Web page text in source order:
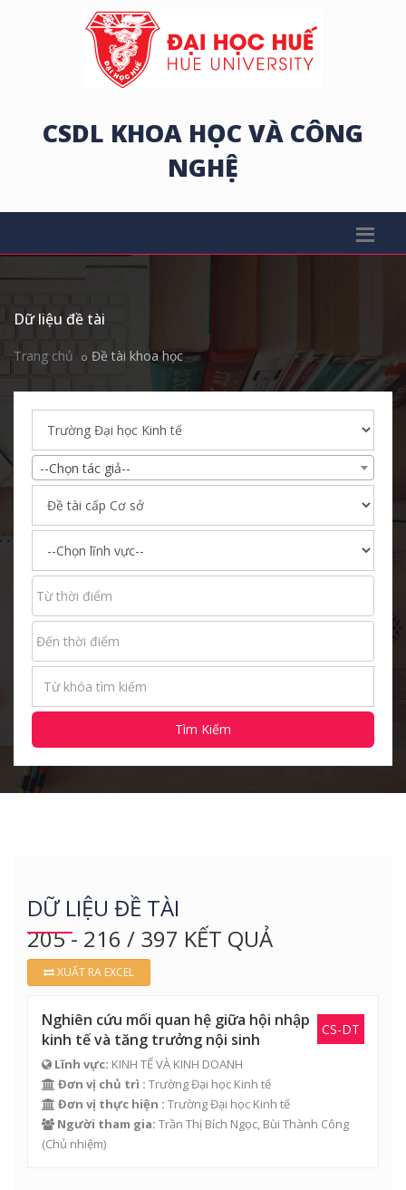
CSDL KHOA HỌC VÀ CÔNG
NGHỆ
Dữ liệu đề tài
Trang chủ Đề tài khoa học
--Chọn tác giả--
Tìm Kiếm
DỮ LIỆU ĐỀ TÀI
205 - 216 / 397 KẾT QUẢ
XUẤT RA EXCEL
CS-DT
Nghiên cứu mối quan hệ giữa hội nhập
kinh tế và tăng trưởng nội sinh
Lĩnh vực: KINH TẾ VÀ KINH DOANH
Đơn vị chủ trì : Trường Đại học Kinh tế
Đơn vị thực hiện : Trường Đại học Kinh tế
Người tham gia: Trần Thị Bích Ngọc Bùi Thành Công
(Chủ nhiệm)